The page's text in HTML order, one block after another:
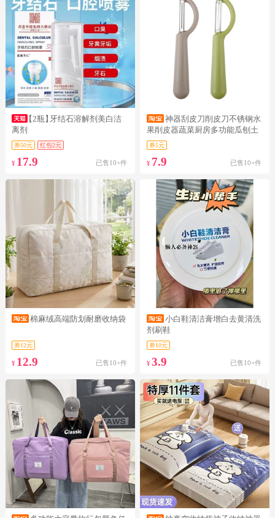
【2瓶】牙结石溶解剂美白洁
离剂
券50元 红包2元
¥ 17.9 已售10+件
神器刮皮刀削皮刀不锈钢水
果削皮器蔬菜厨房多功能瓜刨土
豆皮去皮
券5元
¥ 7.9 已售10+件
棉麻绒高端防划耐磨收纳袋
券12元
¥ 12.9 已售10+件
小白鞋清洁膏增白去黄清洗
剂刷鞋
券10元
¥3.9 已售10+件